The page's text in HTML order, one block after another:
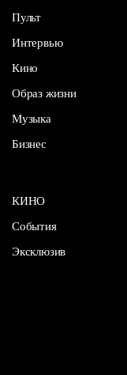
Пульт
Интервью
Кино
Образ жизни
Музыка
Бизнес
КИНО
События
Эксклюзив